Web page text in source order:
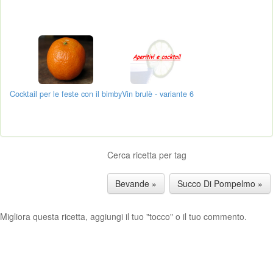
Cocktail per le feste con il bimbyVin brulè - variante 6
Cerca ricetta per tag
Bevande » Succo Di Pompelmo »
Migliora questa ricetta, aggiungi il tuo "tocco" o il tuo commento.